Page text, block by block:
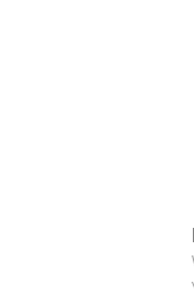
Ürün
Bu